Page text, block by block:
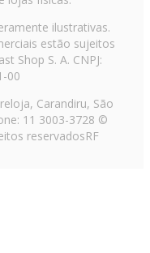
ilustrativas.
estão sujeitos
Shop S. A. CNPJ:
00
Carandiru, São
11 3003-3728 ©
reservadosRF